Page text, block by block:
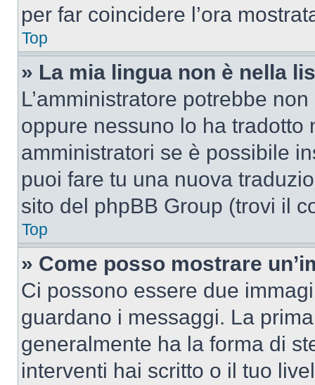
per far coincidere l’ora
Top
» La mia lingua non è nella
L’amministratore potrebbe
oppure nessuno lo ha
amministratori se è possibile
puoi fare tu una nuova
sito del phpBB Group (trovi il
Top
» Come posso mostrare
Ci possono essere due
guardano i messaggi. La
generalmente ha la forma di
interventi hai scritto o il tuo